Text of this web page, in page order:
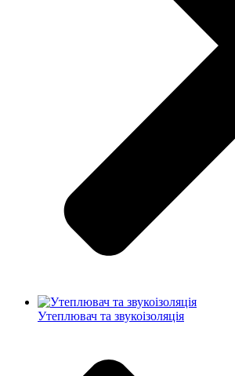
Утеплювач та звукоізоляція